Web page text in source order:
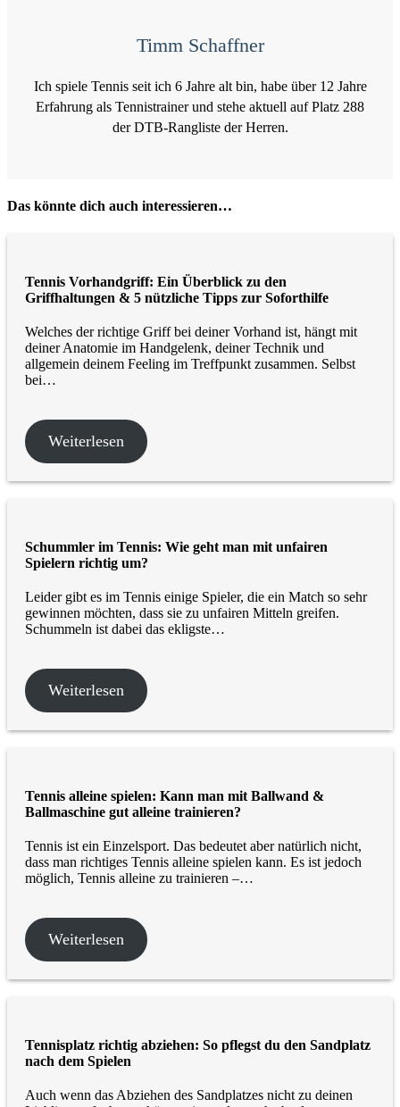
Timm Schaffner
Ich spiele Tennis seit ich 6 Jahre alt bin, habe über 12 Jahre
Erfahrung als Tennistrainer und stehe aktuell auf Platz 288
der DTB-Rangliste der Herren.
Das könnte dich auch interessieren…
Tennis Vorhandgriff: Ein Überblick zu den
Griffhaltungen & 5 nützliche Tipps zur Soforthilfe
Welches der richtige Griff bei deiner Vorhand ist, hängt mit
deiner Anatomie im Handgelenk, deiner Technik und
allgemein deinem Feeling im Treffpunkt zusammen. Selbst
bei…
Weiterlesen
Schummler im Tennis: Wie geht man mit unfairen
Spielern richtig um?
Leider gibt es im Tennis einige Spieler, die ein Match so sehr
gewinnen möchten, dass sie zu unfairen Mitteln greifen.
Schummeln ist dabei das ekligste…
Weiterlesen
Tennis alleine spielen: Kann man mit Ballwand &
Ballmaschine gut alleine trainieren?
Tennis ist ein Einzelsport. Das bedeutet aber natürlich nicht,
dass man richtiges Tennis alleine spielen kann. Es ist jedoch
möglich, Tennis alleine zu trainieren –…
Weiterlesen
Tennisplatz richtig abziehen: So pflegst du den Sandplatz
nach dem Spielen
Auch wenn das Abziehen des Sandplatzes nicht zu deinen